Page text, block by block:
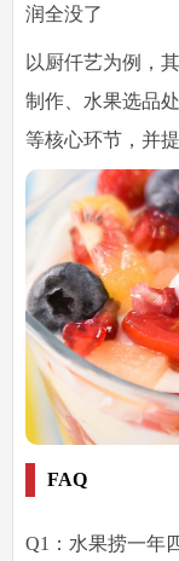
润全没了
以厨仟艺为例，
制作、水果选品
等核心环节，并
FAQ
Q1：水果捞一年